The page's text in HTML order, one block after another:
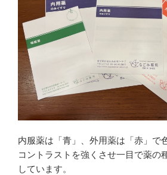
内服薬は「青」、外用薬は「赤」で
コントラストを強くさせ一目で薬の
しています。